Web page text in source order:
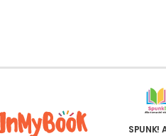
SPUNK!